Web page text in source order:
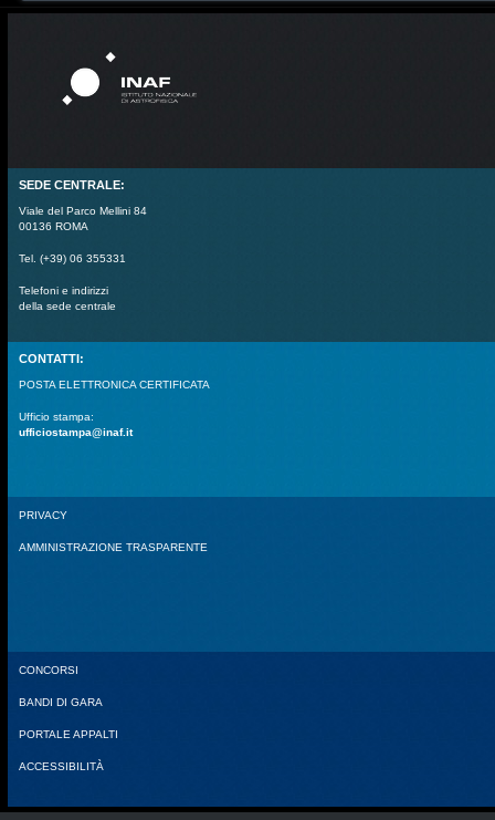
SEDE CENTRALE:
Viale del Parco Mellini 84
00136 ROMA
Tel. (+39) 06 355331
Telefoni e indirizzi
della sede centrale
CONTATTI:
POSTA ELETTRONICA CERTIFICATA
Ufficio stampa:
ufficiostampa@inaf.it
PRIVACY
AMMINISTRAZIONE TRASPARENTE
CONCORSI
BANDI DI GARA
PORTALE APPALTI
ACCESSIBILITÀ